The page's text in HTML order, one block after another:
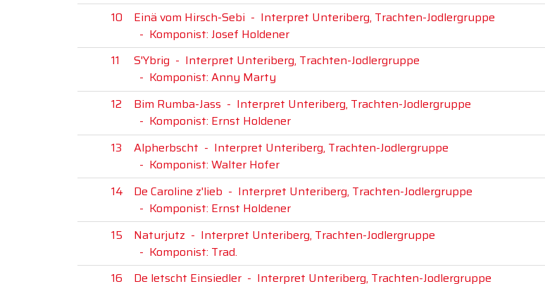
10
Einä vom Hirsch-Sebi - Interpret Unteriberg, Trachten-Jodlergruppe
- Komponist: Josef Holdener
11
S'Ybrig - Interpret Unteriberg, Trachten-Jodlergruppe
- Komponist: Anny Marty
12
Bim Rumba-Jass - Interpret Unteriberg, Trachten-Jodlergruppe
- Komponist: Ernst Holdener
13
Alpherbscht - Interpret Unteriberg, Trachten-Jodlergruppe
- Komponist: Walter Hofer
14
De Caroline z'lieb - Interpret Unteriberg, Trachten-Jodlergruppe
- Komponist: Ernst Holdener
15
Naturjutz - Interpret Unteriberg, Trachten-Jodlergruppe
- Komponist: Trad.
16
De letscht Einsiedler - Interpret Unteriberg, Trachten-Jodlergruppe